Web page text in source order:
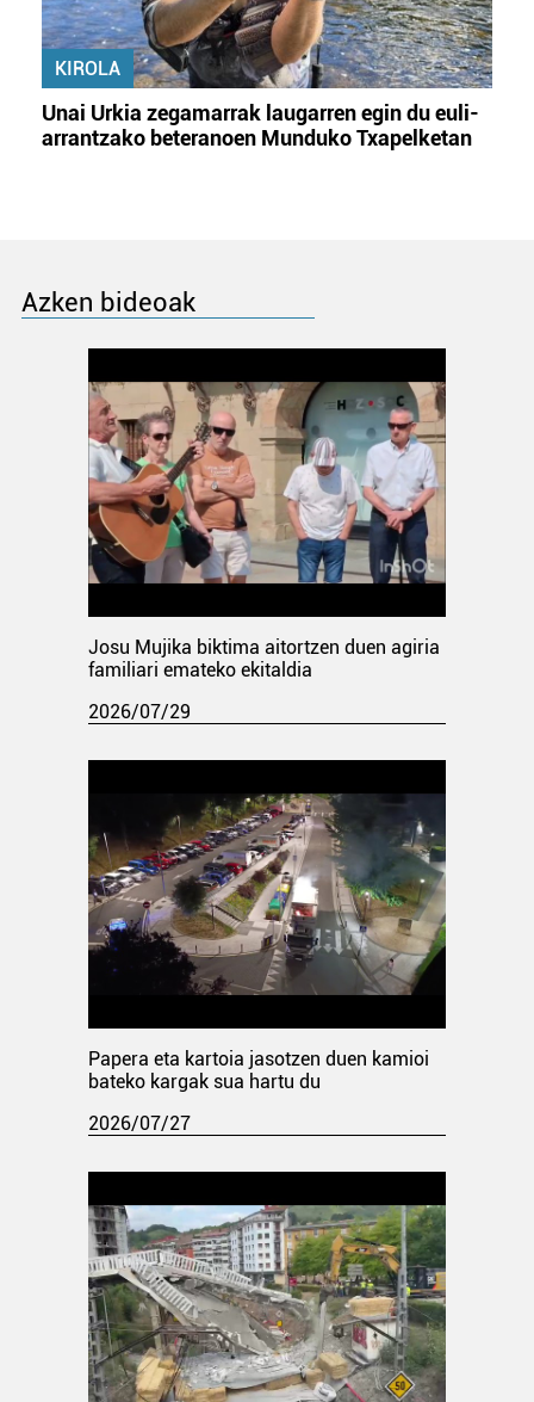
KIROLA
Unai Urkia zegamarrak laugarren egin du euli-
arrantzako beteranoen Munduko Txapelketan
Azken bideoak
Josu Mujika biktima aitortzen duen agiria
familiari emateko ekitaldia
2026/07/29
Papera eta kartoia jasotzen duen kamioi
bateko kargak sua hartu du
2026/07/27